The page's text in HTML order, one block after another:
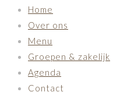
Home
Over ons
Menu
Groepen & zakelijk
Agenda
Contact